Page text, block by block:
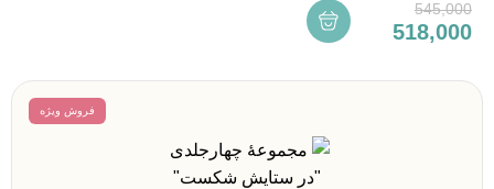
545,000
518,000
فروش ویژه